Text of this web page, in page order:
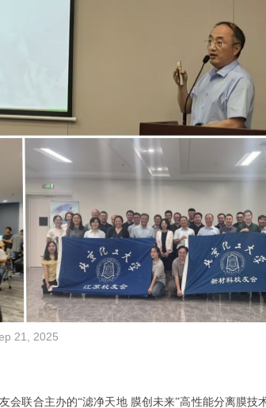
21, 2025
会联合主办的“滤净天地 膜创未来”高性能分离膜技